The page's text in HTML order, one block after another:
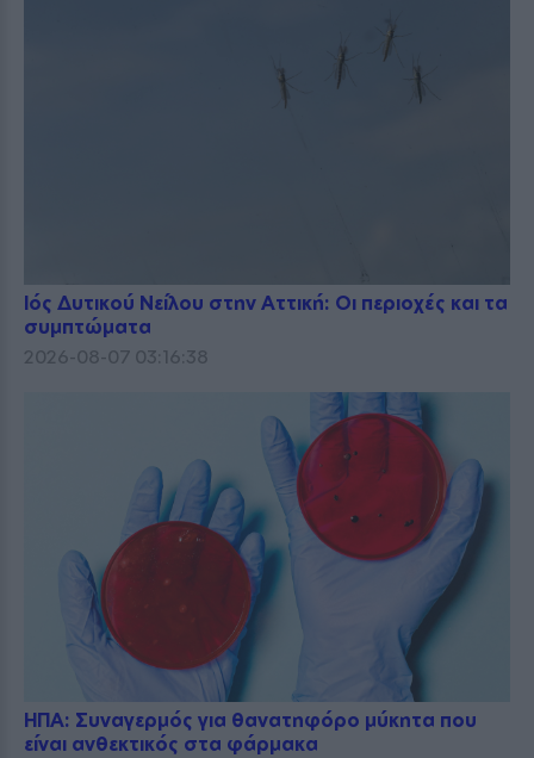
Ιός Δυτικού Νείλου στην Αττική: Οι περιοχές και τα
συμπτώματα
2026-08-07 03:16:38
ΗΠΑ: Συναγερμός για θανατηφόρο μύκητα που
είναι ανθεκτικός στα φάρμακα